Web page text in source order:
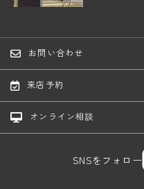
お問い合わせ
来店予約
オンライン相談
SNSをフォロー